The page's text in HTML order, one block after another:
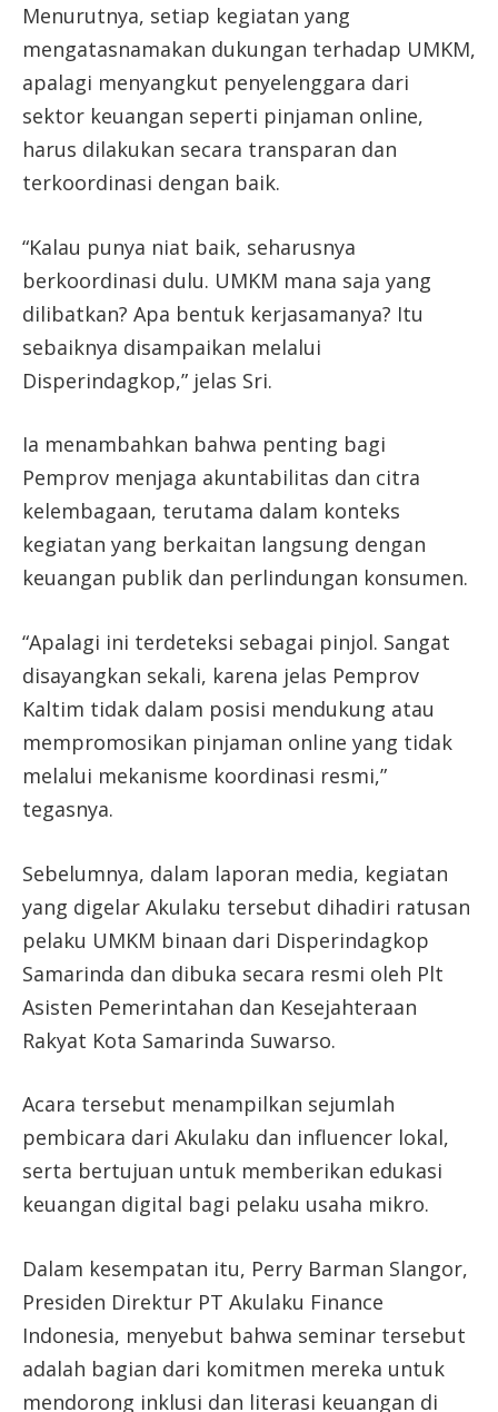
Menurutnya, setiap kegiatan yang
mengatasnamakan dukungan terhadap UMKM,
apalagi menyangkut penyelenggara dari
sektor keuangan seperti pinjaman online,
harus dilakukan secara transparan dan
terkoordinasi dengan baik.
“Kalau punya niat baik, seharusnya
berkoordinasi dulu. UMKM mana saja yang
dilibatkan? Apa bentuk kerjasamanya? Itu
sebaiknya disampaikan melalui
Disperindagkop,” jelas Sri.
Ia menambahkan bahwa penting bagi
Pemprov menjaga akuntabilitas dan citra
kelembagaan, terutama dalam konteks
kegiatan yang berkaitan langsung dengan
keuangan publik dan perlindungan konsumen.
“Apalagi ini terdeteksi sebagai pinjol. Sangat
disayangkan sekali, karena jelas Pemprov
Kaltim tidak dalam posisi mendukung atau
mempromosikan pinjaman online yang tidak
melalui mekanisme koordinasi resmi,”
tegasnya.
Sebelumnya, dalam laporan media, kegiatan
yang digelar Akulaku tersebut dihadiri ratusan
pelaku UMKM binaan dari Disperindagkop
Samarinda dan dibuka secara resmi oleh Plt
Asisten Pemerintahan dan Kesejahteraan
Rakyat Kota Samarinda Suwarso.
Acara tersebut menampilkan sejumlah
pembicara dari Akulaku dan influencer lokal,
serta bertujuan untuk memberikan edukasi
keuangan digital bagi pelaku usaha mikro.
Dalam kesempatan itu, Perry Barman Slangor,
Presiden Direktur PT Akulaku Finance
Indonesia, menyebut bahwa seminar tersebut
adalah bagian dari komitmen mereka untuk
mendorong inklusi dan literasi keuangan di